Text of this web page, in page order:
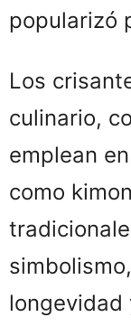
popularizó
Los
culinario,
emplean
como
longevidad